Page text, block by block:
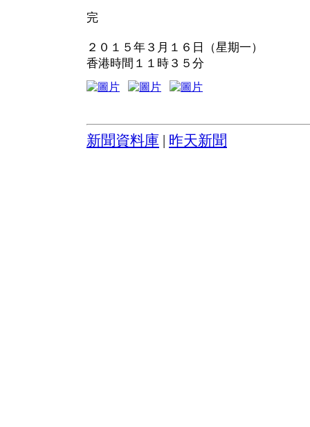
完
２０１５年３月１６日（星期一）
香港時間１１時３５分
新聞資料庫 昨天新聞